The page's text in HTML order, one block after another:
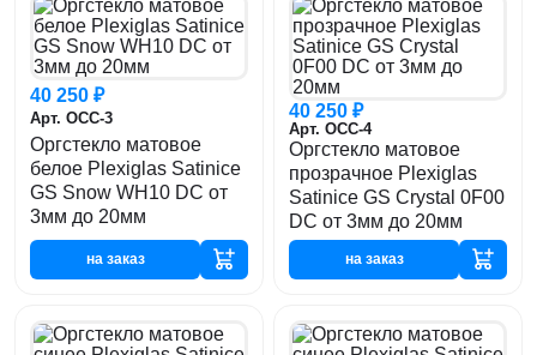
40 250 ₽
Арт. ОСС-3
Оргстекло матовое
белое Plexiglas Satinice
GS Snow WH10 DC от
3мм до 20мм
на заказ
40 250 ₽
Арт. ОСС-4
Оргстекло матовое
прозрачное Plexiglas
Satinice GS Crystal 0F00
DC от 3мм до 20мм
на заказ